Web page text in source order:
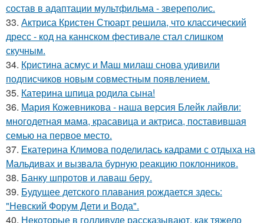
состав в адаптации мультфильма - звереполис.
33. Актриса Кристен Стюарт решила, что классический
дресс - код на каннском фестивале стал слишком
скучным.
34. Кристина асмус и Маш милаш снова удивили
подписчиков новым совместным появлением.
35. Катерина шпица родила сына!
36. Мария Кожевникова - наша версия Блейк лайвли:
многодетная мама, красавица и актриса, поставившая
семью на первое место.
37. Екатерина Климова поделилась кадрами с отдыха на
Мальдивах и вызвала бурную реакцию поклонников.
38. Банку шпротов и лаваш беру.
39. Будущее детского плавания рождается здесь:
"Невский Форум Дети и Вода".
40. Некоторые в голливуде рассказывают, как тяжело